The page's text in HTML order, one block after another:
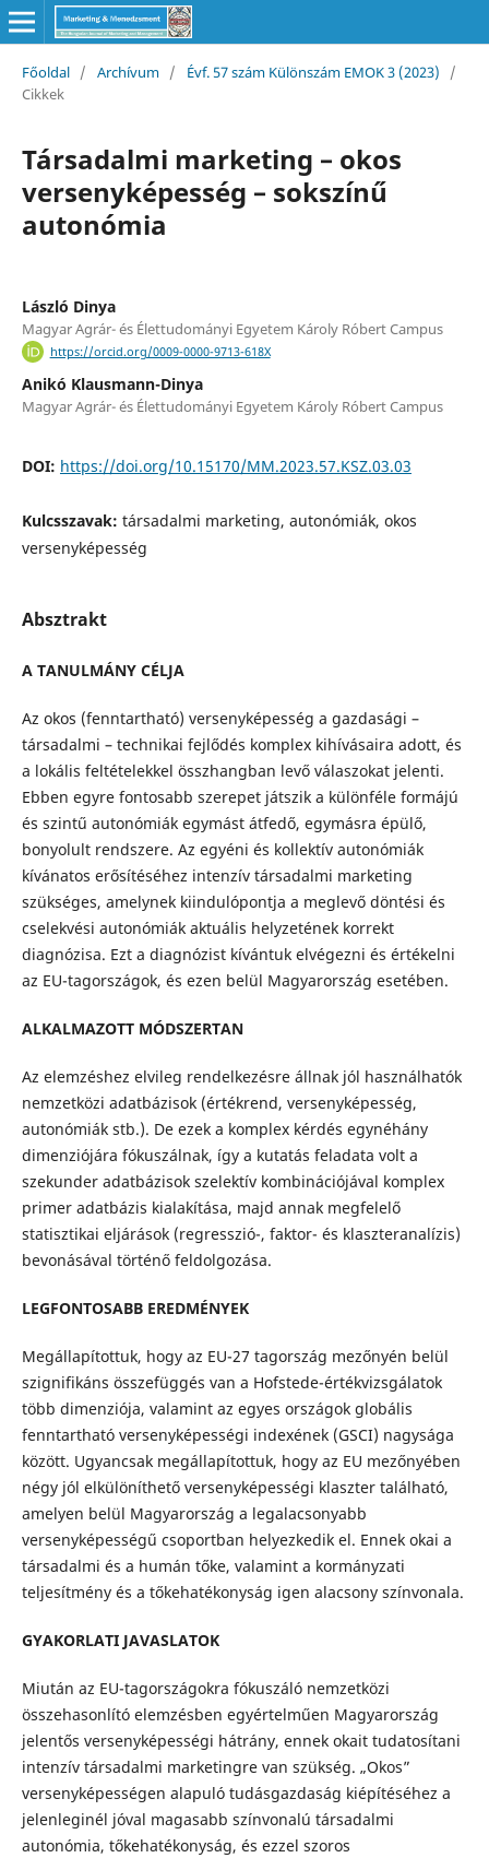
Főoldal / Archívum / Évf. 57 szám Különszám EMOK 3 (2023)
/
Cikkek
Társadalmi marketing – okos
versenyképesség – sokszínű
autonómia
László Dinya
Magyar Agrár- és Élettudományi Egyetem Károly Róbert Campus
https://orcid.org/0009-0000-9713-618X
Anikó Klausmann-Dinya
Magyar Agrár- és Élettudományi Egyetem Károly Róbert Campus
DOI: https://doi.org/10.15170/MM.2023.57.KSZ.03.03
Kulcsszavak: társadalmi marketing, autonómiák, okos
versenyképesség
Absztrakt
A TANULMÁNY CÉLJA
Az okos (fenntartható) versenyképesség a gazdasági –
társadalmi – technikai fejlődés komplex kihívásaira adott, és
a lokális feltételekkel összhangban levő válaszokat jelenti.
Ebben egyre fontosabb szerepet játszik a különféle formájú
és szintű autonómiák egymást átfedő, egymásra épülő,
bonyolult rendszere. Az egyéni és kollektív autonómiák
kívánatos erősítéséhez intenzív társadalmi marketing
szükséges, amelynek kiindulópontja a meglevő döntési és
cselekvési autonómiák aktuális helyzetének korrekt
diagnózisa. Ezt a diagnózist kívántuk elvégezni és értékelni
az EU-tagországok, és ezen belül Magyarország esetében.
ALKALMAZOTT MÓDSZERTAN
Az elemzéshez elvileg rendelkezésre állnak jól használhatók
nemzetközi adatbázisok (értékrend, versenyképesség,
autonómiák stb.). De ezek a komplex kérdés egynéhány
dimenziójára fókuszálnak, így a kutatás feladata volt a
szekunder adatbázisok szelektív kombinációjával komplex
primer adatbázis kialakítása, majd annak megfelelő
statisztikai eljárások (regresszió-, faktor- és klaszteranalízis)
bevonásával történő feldolgozása.
LEGFONTOSABB EREDMÉNYEK
Megállapítottuk, hogy az EU-27 tagország mezőnyén belül
szignifikáns összefüggés van a Hofstede-értékvizsgálatok
több dimenziója, valamint az egyes országok globális
fenntartható versenyképességi indexének (GSCI) nagysága
között. Ugyancsak megállapítottuk, hogy az EU mezőnyében
négy jól elkülöníthető versenyképességi klaszter található,
amelyen belül Magyarország a legalacsonyabb
versenyképességű csoportban helyezkedik el. Ennek okai a
társadalmi és a humán tőke, valamint a kormányzati
teljesítmény és a tőkehatékonyság igen alacsony színvonala.
GYAKORLATI JAVASLATOK
Miután az EU-tagországokra fókuszáló nemzetközi
összehasonlító elemzésben egyértelműen Magyarország
jelentős versenyképességi hátrány, ennek okait tudatosítani
intenzív társadalmi marketingre van szükség. „Okos”
versenyképességen alapuló tudásgazdaság kiépítéséhez a
jelenleginél jóval magasabb színvonalú társadalmi
autonómia, tőkehatékonyság, és ezzel szoros